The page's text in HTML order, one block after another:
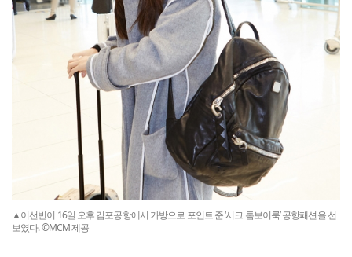
▲이선빈이 16일 오후 김포공항에서 가방으로 포인트 준 ‘시크 톰보이룩’ 공항패션을 선
보였다. ©MCM 제공